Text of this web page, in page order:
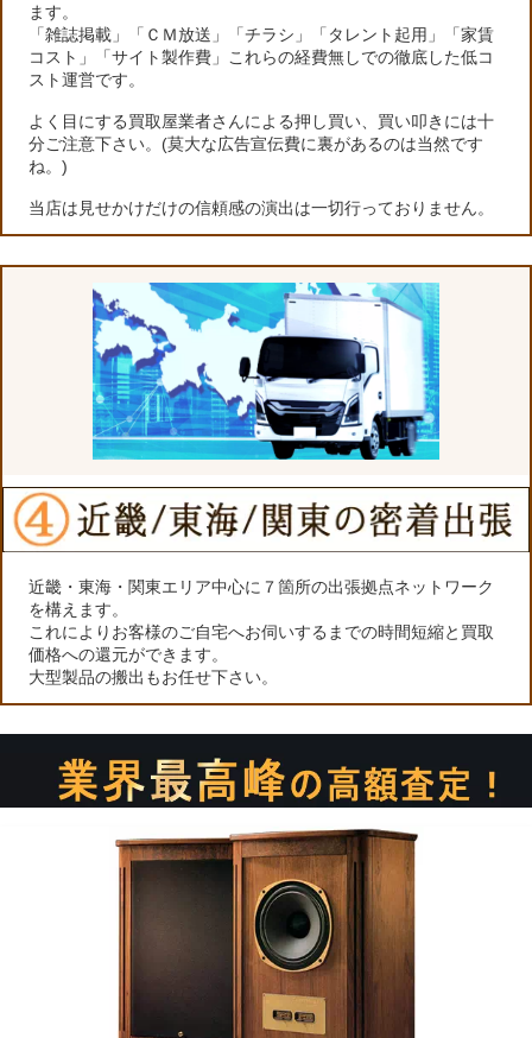
ます。
「雑誌掲載」「ＣＭ放送」「チラシ」「タレント起用」「家賃
コスト」「サイト製作費」これらの経費無しでの徹底した低コ
スト運営です。
よく目にする買取屋業者さんによる押し買い、買い叩きには十
分ご注意下さい。(莫大な広告宣伝費に裏があるのは当然です
ね。)
当店は見せかけだけの信頼感の演出は一切行っておりません。
近畿・東海・関東エリア中心に７箇所の出張拠点ネットワーク
を構えます。
これによりお客様のご自宅へお伺いするまでの時間短縮と買取
価格への還元ができます。
大型製品の搬出もお任せ下さい。